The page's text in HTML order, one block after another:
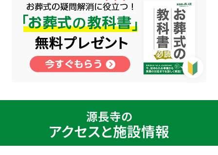
源長寺の
アクセスと施設情報